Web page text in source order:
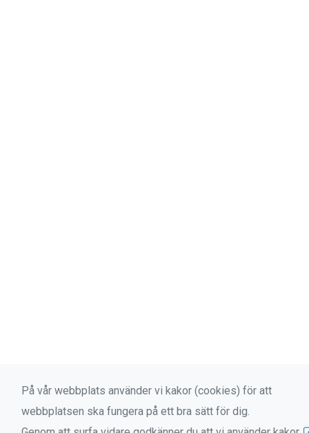
På vår webbplats använder vi kakor (cookies) för att
webbplatsen ska fungera på ett bra sätt för dig.